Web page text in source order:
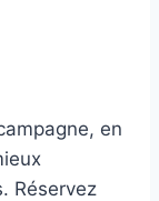
en
Réservez